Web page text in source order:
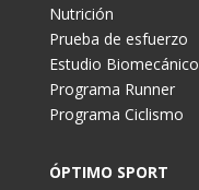
Nutrición
Prueba de esfuerzo
Estudio Biomecánico
Programa Runner
Programa Ciclismo
ÓPTIMO SPORT